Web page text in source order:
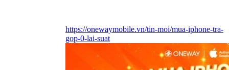
https://onewaymobile.vn/tin-moi/mua-iphone-tra-
gop-0-lai-suat